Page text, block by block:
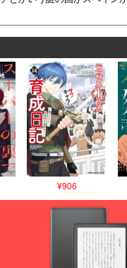
仰はカトリック。年降水
。 海外からの送金は、
¥906